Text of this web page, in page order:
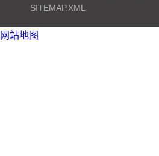
SITEMAP.XML
网站地图